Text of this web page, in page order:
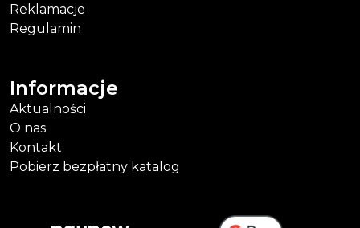
Reklamacje
Regulamin
Informacje
Aktualności
O nas
Kontakt
Pobierz bezpłatny katalog